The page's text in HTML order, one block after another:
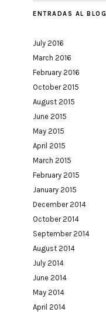
ENTRADAS AL BLOG
July 2016
March 2016
February 2016
October 2015
August 2015
June 2015
May 2015
April 2015
March 2015
February 2015
January 2015
December 2014
October 2014
September 2014
August 2014
July 2014
June 2014
May 2014
April 2014